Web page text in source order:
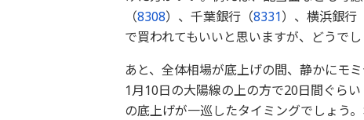
（8308）、千葉銀行（8331）、横浜銀行
で買われてもいいと思いますが、どうでし
あと、全体相場が底上げの間、静かにモ
1月10日の大陽線の上の方で20日間ぐら
の底上げが一巡したタイミングでしょう